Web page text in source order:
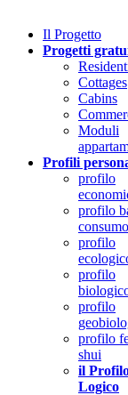
Il Progetto
Progetti
Cottages
Cabins
Moduli
Profili
profilo
profilo
consumo
profilo
profilo
profilo
profilo
shui
il
Logico